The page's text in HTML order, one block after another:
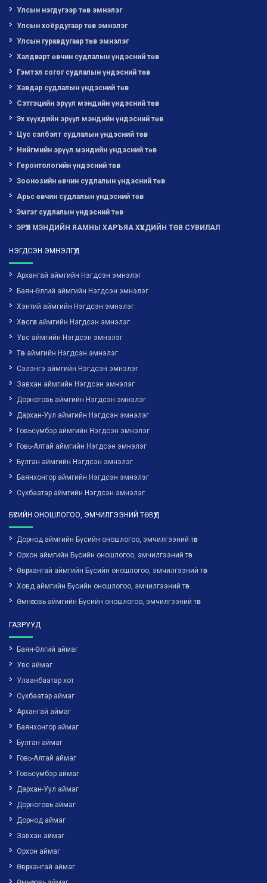
Улсын нэгдүгээр төв эмнэлэг
Улсын хоёрдугаар төв эмнэлэг
Улсын гуравдугаар төв эмнэлэг
Халдварт өвчин судлалын үндэсний төв
Гэмтэл согог судлалын үндэсний төв
Хавдар судлалын үндэсний төв
Сэтгэцийн эрүүл мэндийн үндэсний төв
Эх хүүхдийн эрүүл мэндийн үндэсний төв
Цус сэлбэлт судлалын үндэсний төв
Нийгмийн эрүүл мэндийн үндэсний төв
Геронтологийн үндэсний төв
Зоонозийн өвчин судлалын үндэсний төв
Арьс өвчин судлалын үндэсний төв
Эмгэг судлалын үндэсний төв
ЭРҮҮЛ МЭНДИЙН ЯАМНЫ ХАРЪЯА ХҮҮХДИЙН ТӨВ СУВИЛАЛ
НЭГДСЭН ЭМНЭЛГҮҮД
Архангай аймгийн Нэгдсэн эмнэлэг
Баян-Өлгий аймгийн Нэгдсэн эмнэлэг
Хэнтий аймгийн Нэгдсэн эмнэлэг
Хөвсгөл аймгийн Нэгдсэн эмнэлэг
Увс аймгийн Нэгдсэн эмнэлэг
Төв аймгийн Нэгдсэн эмнэлэг
Сэлэнгэ аймгийн Нэгдсэн эмнэлэг
Завхан аймгийн Нэгдсэн эмнэлэг
Дорноговь аймгийн Нэгдсэн эмнэлэг
Дархан-Уул аймгийн Нэгдсэн эмнэлэг
Говьсүмбэр аймгийн Нэгдсэн эмнэлэг
Говь-Алтай аймгийн Нэгдсэн эмнэлэг
Булган аймгийн Нэгдсэн эмнэлэг
Баянхонгор аймгийн Нэгдсэн эмнэлэг
Сүхбаатар аймгийн Нэгдсэн эмнэлэг
БҮСИЙН ОНОШЛОГОО, ЭМЧИЛГЭЭНИЙ ТӨВҮҮД
Дорнод аймгийн Бүсийн оношлогоо, эмчилгээний төв
Орхон аймгийн Бүсийн оношлогоо, эмчилгээний төв
Өвөрхангай аймгийн Бүсийн оношлогоо, эмчилгээний төв
Ховд аймгийн Бүсийн оношлогоо, эмчилгээний төв
Өмнөговь аймгийн Бүсийн оношлогоо, эмчилгээний төв
ГАЗРУУД
Баян-Өлгий аймаг
Увс аймаг
Улаанбаатар хот
Сүхбаатар аймаг
Архангай аймаг
Баянхонгор аймаг
Булган аймаг
Говь-Алтай аймаг
Говьсүмбэр аймаг
Дархан-Уул аймаг
Дорноговь аймаг
Дорнод аймаг
Завхан аймаг
Орхон аймаг
Өвөрхангай аймаг